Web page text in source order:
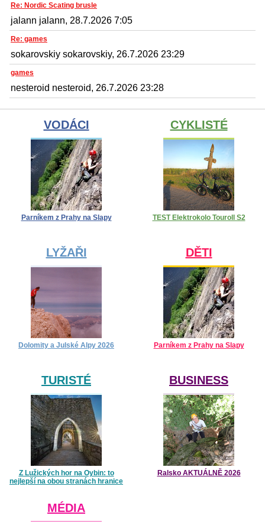
Re: Nordic Scating brusle
jalann jalann, 28.7.2026 7:05
Re: games
sokarovskiy sokarovskiy, 26.7.2026 23:29
games
nesteroid nesteroid, 26.7.2026 23:28
VODÁCI
Parníkem z Prahy na Slapy
CYKLISTÉ
TEST Elektrokolo Touroll S2
LYŽAŘI
Dolomity a Julské Alpy 2026
DĚTI
Parníkem z Prahy na Slapy
TURISTÉ
Z Lužických hor na Oybin: to
nejlepší na obou stranách hranice
BUSINESS
Ralsko AKTUÁLNĚ 2026
MÉDIA